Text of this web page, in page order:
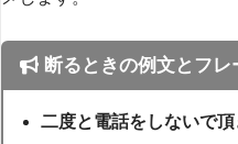
断るときの例文とフレ
二度と電話をしないで